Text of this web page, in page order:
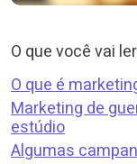
O que você vai
O que é
Marketing de
estúdio
Algumas